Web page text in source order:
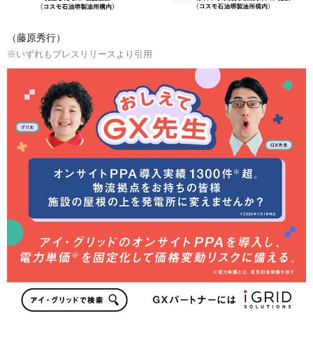
（藤原秀行）
※いずれもプレスリリースより引用